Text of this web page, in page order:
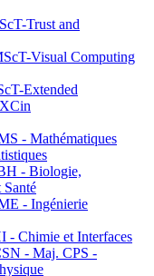
Trust and
Visual Computing
Extended
- Mathématiques
- Biologie,
- Ingénierie
Chimie et Interfaces
- Maj. CPS -